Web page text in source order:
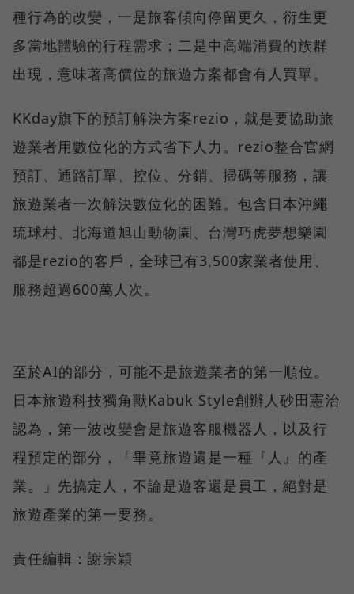
種行為的改變，一是旅客傾向停留更久，衍生更
多當地體驗的行程需求；二是中高端消費的族群
出現，意味著高價位的旅遊方案都會有人買單。
KKday旗下的預訂解決方案rezio，就是要協助旅
遊業者用數位化的方式省下人力。rezio整合官網
預訂、通路訂單、控位、分銷、掃碼等服務，讓
旅遊業者一次解決數位化的困難。包含日本沖繩
琉球村、北海道旭山動物園、台灣巧虎夢想樂園
都是rezio的客戶，全球已有3,500家業者使用、
服務超過600萬人次。
至於AI的部分，可能不是旅遊業者的第一順位。
日本旅遊科技獨角獸Kabuk Style創辦人砂田憲治
認為，第一波改變會是旅遊客服機器人，以及行
程預定的部分，「畢竟旅遊還是一種『人』的產
業。」先搞定人，不論是遊客還是員工，絕對是
旅遊產業的第一要務。
責任編輯：謝宗穎